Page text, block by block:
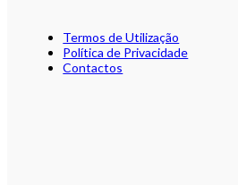
Termos de Utilização
Política de Privacidade
Contactos